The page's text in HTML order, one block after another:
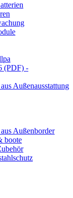
(PDF) -
Außenausstattung
Außenborder
boote